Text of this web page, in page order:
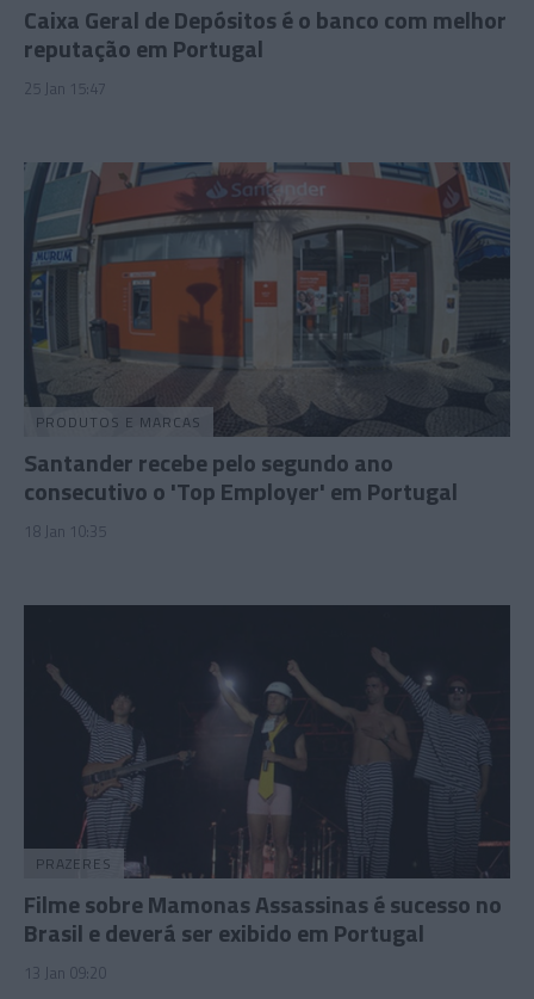
Caixa Geral de Depósitos é o banco com melhor
reputação em Portugal
25 Jan 15:47
PRODUTOS E MARCAS
Santander recebe pelo segundo ano
consecutivo o 'Top Employer' em Portugal
18 Jan 10:35
PRAZERES
Filme sobre Mamonas Assassinas é sucesso no
Brasil e deverá ser exibido em Portugal
13 Jan 09:20